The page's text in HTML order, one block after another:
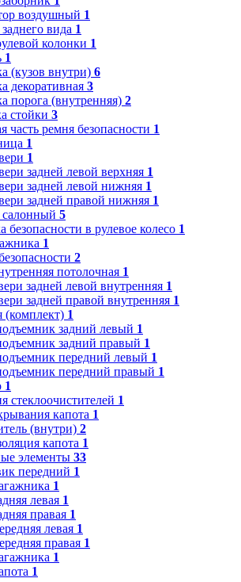
воздушный 1
вида 1
колонки 1
1
(кузов внутри) 6
декоративная 3
порога (внутренняя) 2
стойки 3
часть ремня безопасности 1
1
1
задней левой верхняя 1
задней левой нижняя 1
задней правой нижняя 1
5
безопасности в рулевое колесо 1
1
2
потолочная 1
задней левой внутренняя 1
задней правой внутренняя 1
(комплект) 1
задний левый 1
задний правый 1
передний левый 1
передний правый 1
1
стеклоочистителей 1
капота 1
(внутри) 2
капота 1
элементы 33
передний 1
1
левая 1
правая 1
левая 1
правая 1
1
1